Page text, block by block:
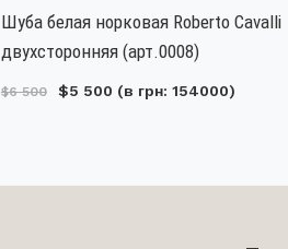
Шуба белая норковая Roberto Cavalli
двухсторонняя (арт.0008)
$6 500 $5 500 (в грн: 154000)